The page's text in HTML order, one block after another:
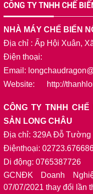
CÔNG TY TNHH CHẾ
NHÀ MÁY CHẾ BIẾN
Địa chỉ : Ấp Hội Xuân,
Điện thoại:
Email:
Website: http://
CÔNG TY TNHH
SẢN LONG CHÂU
Địa chỉ: 329A Đỗ Tường
Điệnthoại:
Di động: 0765387726
GCNĐK Doanh
07/07/2021 thay đổi lần